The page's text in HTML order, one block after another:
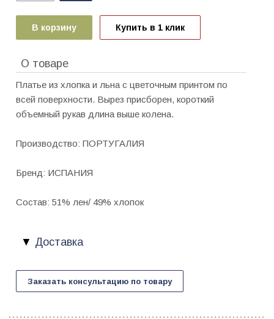
В корзину Купить в 1 клик
О товаре
Платье из хлопка и льна с цветочным принтом по
всей поверхности. Вырез присборен, короткий
объемный рукав длина выше колена.
Производство: ПОРТУГАЛИЯ
Бренд: ИСПАНИЯ
Состав: 51% лен/ 49% хлопок
Доставка
Заказать консультацию по товару